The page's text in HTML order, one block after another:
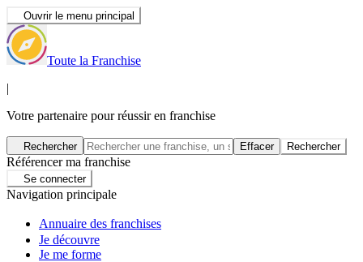
Ouvrir le menu principal
Toute la Franchise
|
Votre partenaire pour réussir en franchise
Rechercher Effacer Rechercher
Référencer ma franchise
Se connecter
Navigation principale
Annuaire des franchises
Je découvre
Je me forme